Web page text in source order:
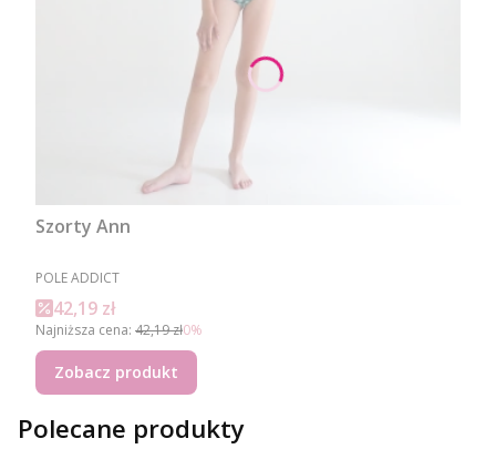
Szorty Ann
PRODUCENT
POLE ADDICT
Cena promocyjna
42,19 zł
Najniższa cena: 42,19 zł0%
Zobacz produkt
Polecane produkty